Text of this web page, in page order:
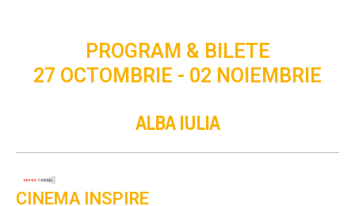
PROGRAM & BILETE
27 OCTOMBRIE - 02 NOIEMBRIE
ALBA IULIA
CINEMA INSPIRE